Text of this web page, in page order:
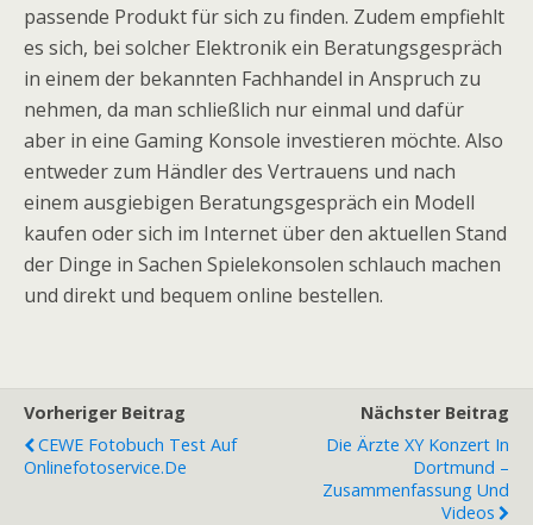
passende Produkt für sich zu finden. Zudem empfiehlt
es sich, bei solcher Elektronik ein Beratungsgespräch
in einem der bekannten Fachhandel in Anspruch zu
nehmen, da man schließlich nur einmal und dafür
aber in eine Gaming Konsole investieren möchte. Also
entweder zum Händler des Vertrauens und nach
einem ausgiebigen Beratungsgespräch ein Modell
kaufen oder sich im Internet über den aktuellen Stand
der Dinge in Sachen Spielekonsolen schlauch machen
und direkt und bequem online bestellen.
Vorheriger Beitrag
CEWE Fotobuch Test Auf
Onlinefotoservice.de
Nächster Beitrag
Die Ärzte XY Konzert In
Dortmund –
Zusammenfassung Und
Videos